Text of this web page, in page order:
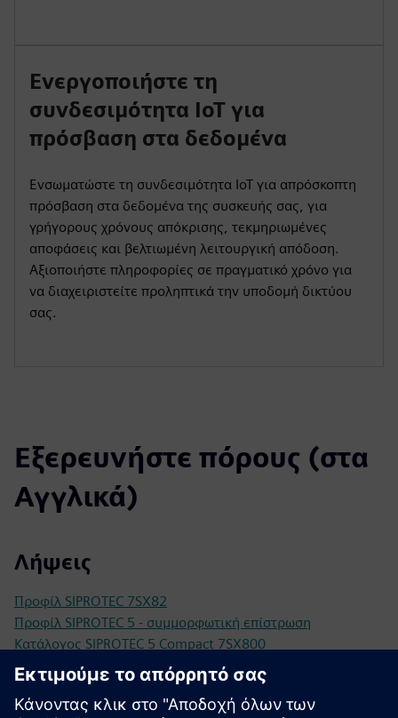
Ενεργοποιήστε τη
συνδεσιμότητα IoT για
πρόσβαση στα δεδομένα
Ενσωματώστε τη συνδεσιμότητα IoT για απρόσκοπτη
πρόσβαση στα δεδομένα της συσκευής σας, για
γρήγορους χρόνους απόκρισης, τεκμηριωμένες
αποφάσεις και βελτιωμένη λειτουργική απόδοση.
Αξιοποιήστε πληροφορίες σε πραγματικό χρόνο για
να διαχειριστείτε προληπτικά την υποδομή δικτύου
σας.
Εξερευνήστε πόρους (στα
Αγγλικά)
Λήψεις
Προφίλ SIPROTEC 7SX82
Προφίλ SIPROTEC 5 - συμμορφωτική επίστρωση
Κατάλογος SIPROTEC 5 Compact 7SX800
Προδιαγραφές διαγωνισμού
Διαμόρφωση